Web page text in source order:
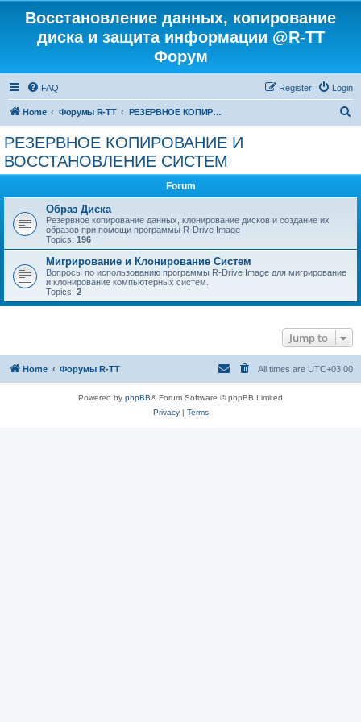
Восстановление данных, копирование
диска и защита информации @R-TT
Форум
FAQ Login
Register
Home Форумы R-TT РЕЗЕРВНОЕ КОПИРОВАНИЕ И ВОССТАНОВЛЕНИЕ СИСТЕМ
РЕЗЕРВНОЕ КОПИРОВАНИЕ И
ВОССТАНОВЛЕНИЕ СИСТЕМ
Forum
Образ Диска
Резервное копирование данных, клонирование дисков и создание их
образов при помощи программы R-Drive Image
Topics: 196
Мигрирование и Клонирование Систем
Вопросы по использованию программы R-Drive Image для мигрирование
и клонирование компьютерных систем.
Topics: 2
Jump to
Home Форумы R-TT All times are UTC+03:00
Powered by phpBB® Forum Software © phpBB Limited
Privacy| Terms